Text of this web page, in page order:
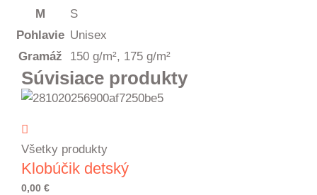
M
S
Pohlavie Unisex
Gramáž
150 g/m², 175 g/m²
Súvisiace produkty
Všetky produkty
Klobúčik detský
0,00 €